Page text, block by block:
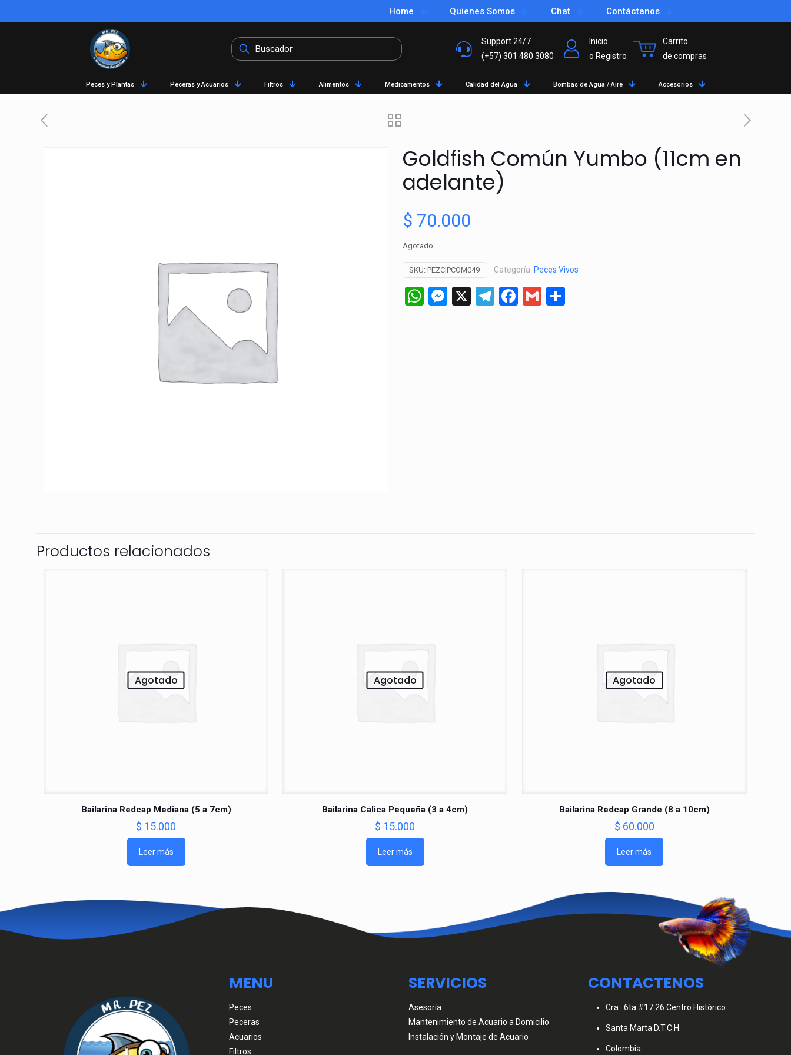
Home Quienes Somos Chat Contáctanos
Support 24/7
(+57) 301 480 3080
Inicio
o Registro
Carrito
de compras
Peces y Plantas Peceras y Acuarios Filtros Alimentos Medicamentos Calidad del Agua Bombas de Agua / Aire Accesorios
Goldfish Común Yumbo (11cm en
adelante)
$ 70.000
Agotado
SKU: PEZCIPCOM049 Categoría: Peces Vivos
WhatsApp
Messenger
X Telegram
Facebook
Gmail
Productos relacionados
Agotado
Bailarina Redcap Mediana (5 a 7cm)
$ 15.000
Leer más
Agotado
Bailarina Calica Pequeña (3 a 4cm)
$ 15.000
Leer más
Agotado
Bailarina Redcap Grande (8 a 10cm)
$ 60.000
Leer más
MENU
Peces
Peceras
Acuarios
Filtros
SERVICIOS
Asesoría
Mantenimiento de Acuario a Domicilio
Instalación y Montaje de Acuario
CONTACTENOS
Cra . 6ta #17 26 Centro Histórico
Santa Marta D.T.C.H.
Colombia